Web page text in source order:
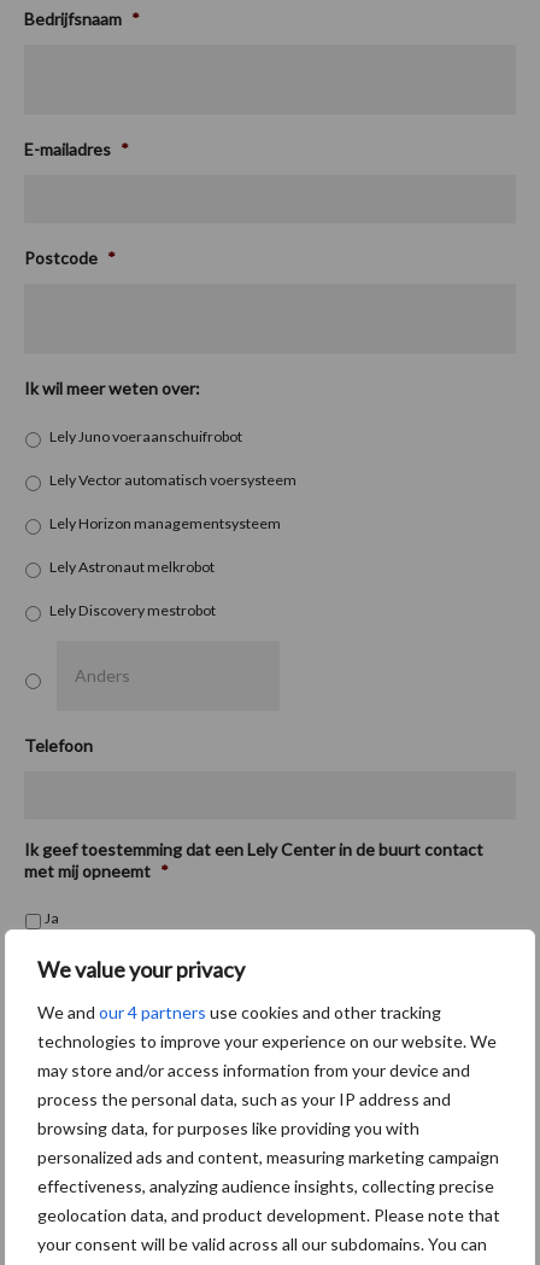
We value your privacy
We and our 4 partners use cookies and other tracking
technologies to improve your experience on our website. We
may store and/or access information from your device and
process the personal data, such as your IP address and
browsing data, for purposes like providing you with
personalized ads and content, measuring marketing campaign
effectiveness, analyzing audience insights, collecting precise
geolocation data, and product development. Please note that
your consent will be valid across all our subdomains. You can
Bedrijfsnaam *
E-mailadres *
Postcode *
Ik wil meer weten over:
Lely Juno voeraanschuifrobot
Lely Vector automatisch voersysteem
Lely Horizon managementsysteem
Lely Astronaut melkrobot
Lely Discovery mestrobot
Telefoon
Ik geef toestemming dat een Lely Center in de buurt contact
met mij opneemt *
Ja
Nee
Aanbevolen voor jou!
Van onze partner Lely
Verduurzaming vergund: